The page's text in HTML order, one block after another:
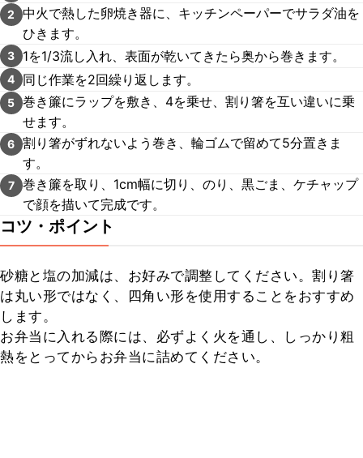
2
中火で熱した卵焼き器に、キッチンペーパーでサラダ油を
ひきます。
3 1を1/3流し入れ、表面が乾いてきたら奥から巻きます。
4 同じ作業を2回繰り返します。
5 巻き簾にラップを敷き、4を乗せ、割り箸を互い違いに乗
せます。
6 割り箸がずれないよう巻き、輪ゴムで留めて5分置きま
す。
7 巻き簾を取り、1cm幅に切り、のり、黒ごま、ケチャップ
で顔を描いて完成です。
コツ・ポイント
砂糖と塩の加減は、お好みで調整してください。割り箸
は丸い形ではなく、四角い形を使用することをおすすめ
します。
お弁当に入れる際には、必ずよく火を通し、しっかり粗
熱をとってからお弁当に詰めてください。